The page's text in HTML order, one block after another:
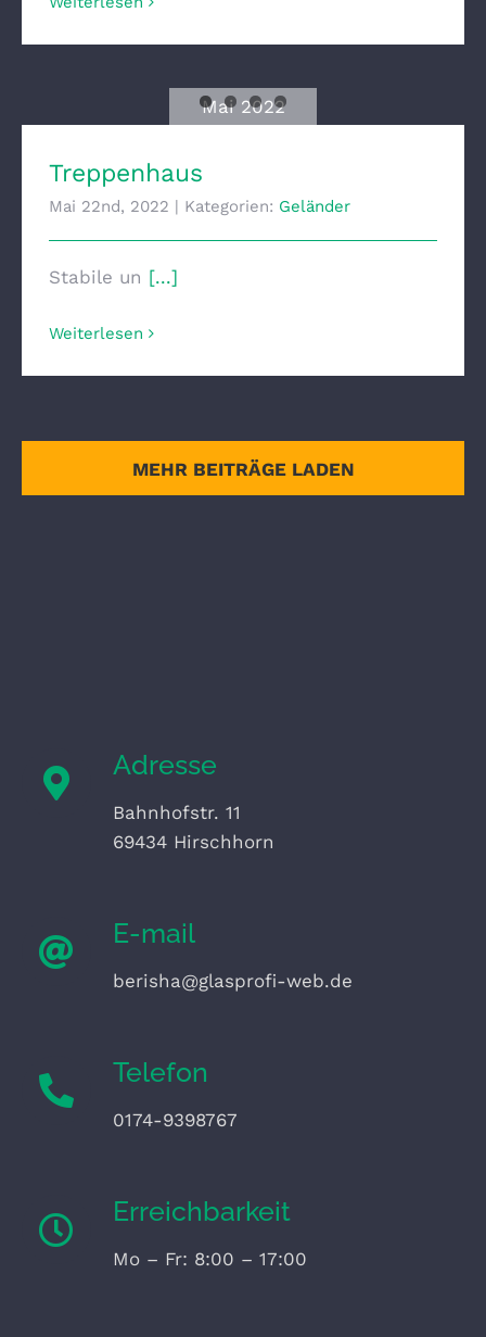
Mai 2022
Treppenhaus
Mai 22nd, 2022 | Kategorien: Geländer
Stabile un [...]
Weiterlesen
MEHR BEITRÄGE LADEN
Adresse
Bahnhofstr. 11
69434 Hirschhorn
E-mail
berisha@glasprofi-web.de
Telefon
0174-9398767
Erreichbarkeit
Mo – Fr: 8:00 – 17:00